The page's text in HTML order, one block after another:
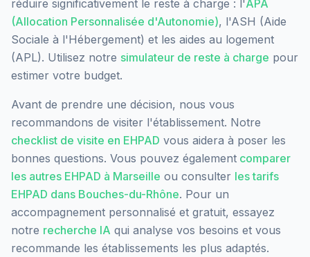
réduire significativement le reste à charge : l'APA
(Allocation Personnalisée d'Autonomie), l'ASH (Aide
Sociale à l'Hébergement) et les aides au logement
(APL). Utilisez notre simulateur de reste à charge pour
estimer votre budget.
Avant de prendre une décision, nous vous
recommandons de visiter l'établissement. Notre
checklist de visite en EHPAD vous aidera à poser les
bonnes questions. Vous pouvez également comparer
les autres EHPAD à Marseille ou consulter les tarifs
EHPAD dans Bouches-du-Rhône. Pour un
accompagnement personnalisé et gratuit, essayez
notre recherche IA qui analyse vos besoins et vous
recommande les établissements les plus adaptés.